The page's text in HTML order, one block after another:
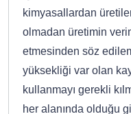
kimyasallardan
olmadan üretimin
etmesinden söz
yüksekliği var olan
kullanmayı gerekli
her alanında olduğu